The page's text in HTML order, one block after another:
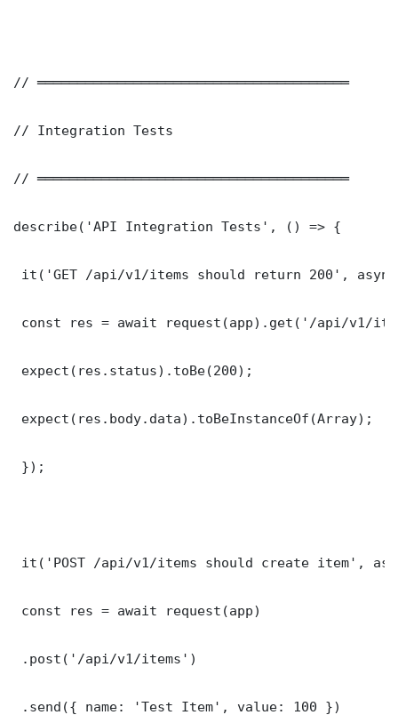
// ═══════════════════════════════════════
// Integration Tests
// ═══════════════════════════════════════
describe('API Integration Tests', () => {
it('GET /api/v1/items should return 200',
const res = await request(app).get('/api/v1/
expect(res.status).toBe(200);
expect(res.body.data).toBeInstanceOf(Array);
});
it('POST /api/v1/items should create item',
const res = await request(app)
.post('/api/v1/items')
.send({ name: 'Test Item', value: 100 })